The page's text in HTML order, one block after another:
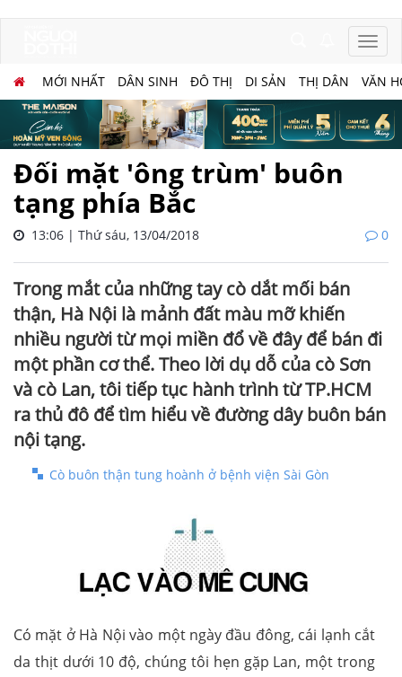
MỚI NHẤT DÂN SINH ĐÔ THỊ DI SẢN THỊ DÂN VĂN
Đối mặt 'ông trùm' buôn
tạng phía Bắc
13:06 | Thứ sáu, 13/04/2018 0
Trong mắt của những tay cò dắt mối bán
thận, Hà Nội là mảnh đất màu mỡ khiến
nhiều người từ mọi miền đổ về đây để bán đi
một phần cơ thể. Theo lời dụ dỗ của cò Sơn
và cò Lan, tôi tiếp tục hành trình từ TP.HCM
ra thủ đô để tìm hiểu về đường dây buôn bán
nội tạng.
Cò buôn thận tung hoành ở bệnh viện Sài Gòn
Có mặt ở Hà Nội vào một ngày đầu đông, cái lạnh cắt
da thịt dưới 10 độ, chúng tôi hẹn gặp Lan, một trong